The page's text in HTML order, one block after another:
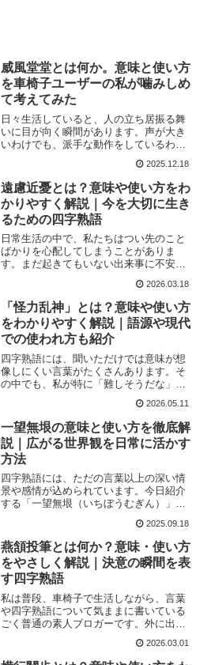
威風堂堂とは何か。意味と使い方
を車椅子ユーザーの私が噛みしめ
て考えてみた
日々生活していると、人の立ち居振る舞
いに目が向く瞬間があります。声が大き
いわけでも、派手な動作をしているわけ
空けるような人。私は車椅子で生活して
いるため、人の視線や空気の変化に敏感
になることが多いのですが...
2025.12.18
遠慮近憂とは？意味や使い方をわ
かりやすく解説｜今を大切に生き
るための四字熟語
日常生活の中で、私たちはつい先のこと
ばかりを心配してしまうことがありま
す。まだ起きてもいない出来事に不安を
しまったりすることも少なくありませ
ん。そんな人間の心理をうまく表してい
る言葉の一つが、四字熟語の「...
2026.03.18
「怪力乱神」とは？意味や使い方
をわかりやすく解説｜語源や現代
での使われ方も紹介
四字熟語には、聞いただけでは意味が想
像しにくい言葉がたくさんあります。そ
の中でも、私が特に「難しそうだな」と
た。最初に見た時は、「怪力」という部
分だけを見て、筋肉が強い人のことなの
かなと思ってしまったほど...
2026.05.11
一望無垠の意味と使い方を徹底解
説｜広がる世界観を日常に活かす
方法
四字熟語には、ただの言葉以上の深い情
景や感情が込められています。今日紹介
する「一望無垠（いちぼうむぎん）」
る美しい言葉です。車椅子ユーザーの素
人ブロガーである私も、この言葉を聞く
と、どこまでも広がる海を眺...
2025.09.18
燕頷投筆とは何か？意味・使い方
をやさしく解説｜決意の瞬間を表
す四字熟語
私は普段、車椅子で生活しながら、言葉
や四字熟語について気ままに書いている
ごく普通の素人ブロガーです。外に出る
合う時間は自然と長くなりました。そん
な中で、ある日ふと目に留まったのが
2026.03.01